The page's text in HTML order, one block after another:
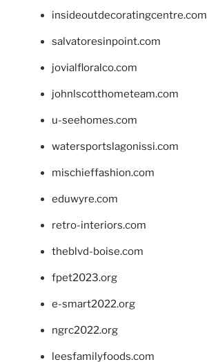
insideoutdecoratingcentre.com
salvatoresinpoint.com
jovialfloralco.com
johnlscotthometeam.com
u-seehomes.com
watersportslagonissi.com
mischieffashion.com
eduwyre.com
retro-interiors.com
theblvd-boise.com
fpet2023.org
e-smart2022.org
ngrc2022.org
leesfamilyfoods.com